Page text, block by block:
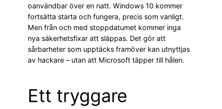
oanvändbar över en natt. Windows 10 kommer
fortsätta starta och fungera, precis som vanligt.
Men från och med stoppdatumet kommer inga
nya säkerhetsfixar att släppas. Det gör att
sårbarheter som upptäcks framöver kan utnyttjas
av hackare – utan att Microsoft täpper till hålen.
Ett tryggare